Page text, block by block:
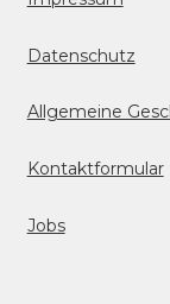
Datenschutz
Allgemeine
Kontaktformular
Jobs